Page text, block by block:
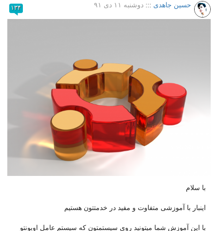
حسین جاهدی ::: دوشنبه ۱۱ دی ۹۱ ۱۳۴
با سلام
اینبار با آموزشی متفاوت و مفید در خدمتتون هستیم
با این آموزش شما میتونید روی سیستمتون که سیستم عامل اوبونتو